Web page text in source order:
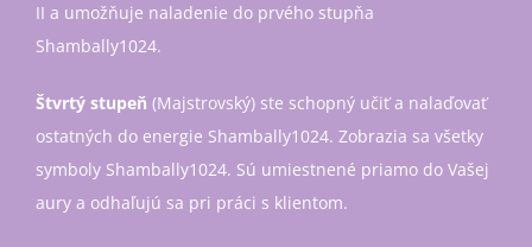
II a umožňuje naladenie do prvého stupňa
Shambally1024.
Štvrtý stupeň (Majstrovský) ste schopný učiť a nalaďovať
ostatných do energie Shambally1024. Zobrazia sa všetky
symboly Shambally1024. Sú umiestnené priamo do Vašej
aury a odhaľujú sa pri práci s klientom.